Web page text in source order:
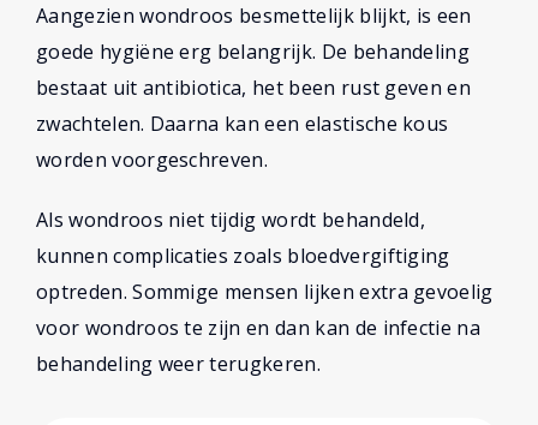
Aangezien wondroos besmettelijk blijkt, is een
goede hygiëne erg belangrijk. De behandeling
bestaat uit antibiotica, het been rust geven en
zwachtelen. Daarna kan een elastische kous
worden voorgeschreven.
Als wondroos niet tijdig wordt behandeld,
kunnen complicaties zoals bloedvergiftiging
optreden. Sommige mensen lijken extra gevoelig
voor wondroos te zijn en dan kan de infectie na
behandeling weer terugkeren.